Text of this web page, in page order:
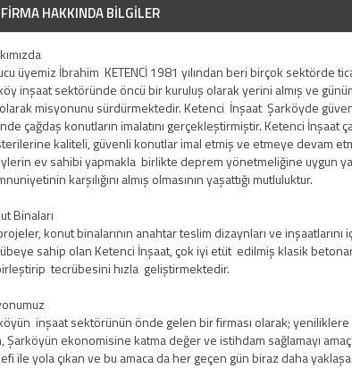
FİRMA HAKKINDA BİLGİLER
üyemiz İbrahim KETENCİ 1981 yılından beri birçok sektörde
inşaat sektöründe öncü bir kuruluş olarak yerini almış ve
misyonunu sürdürmektedir. Ketenci İnşaat Şarköyde
çağdaş konutların imalatını gerçekleştirmiştir. Ketenci İnşaat
kaliteli, güvenli konutlar imal etmiş ve etmeye devam
ev sahibi yapmakla birlikte deprem yönetmeliğine uygun
karşılığını almış olmasının yaşattığı mutluluktur.
Binaları
konut binalarının anahtar teslim dizaynları ve
sahip olan Ketenci İnşaat, çok iyi etüt edilmiş klasik
tecrübesini hızla geliştirmektedir.
inşaat sektörünün önde gelen bir firması olarak;
Şarköyün ekonomisine katma değer ve istihdam sağlamayı
ile yola çıkan ve bu amaca da her geçen gün biraz daha